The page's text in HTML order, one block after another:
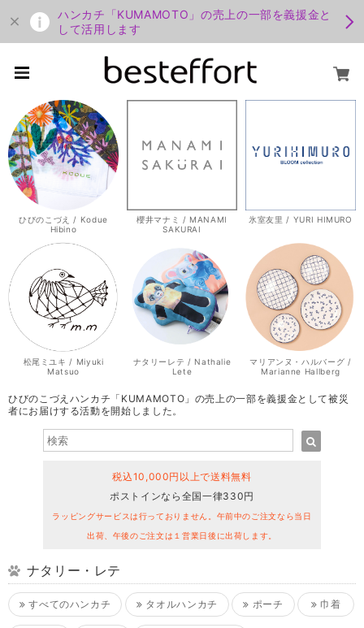
ハンカチ「KUMAMOTO」の売上の一部を義援金と
して活用します
ひびのこづえ / Kodue
Hibino
櫻井マナミ / MANAMI
SAKURAI
氷室友里 / YURI HIMURO
松尾ミユキ / Miyuki
Matsuo
ナタリーレテ / Nathalie
Lete
マリアンヌ・ハルバーグ /
Marianne Hallberg
ひびのこづえハンカチ「KUMAMOTO」の売上の一部を義援金として被災
者にお届けする活動を開始しました。
税込10,000円以上で送料無料
ポストインなら全国一律330円
ラッピングサービスは行っておりません。午前中のご注文なら当日
出荷、午後のご注文は１営業日後に出荷します。
ナタリー・レテ
すべてのハンカチ タオルハンカチ ポーチ 巾着